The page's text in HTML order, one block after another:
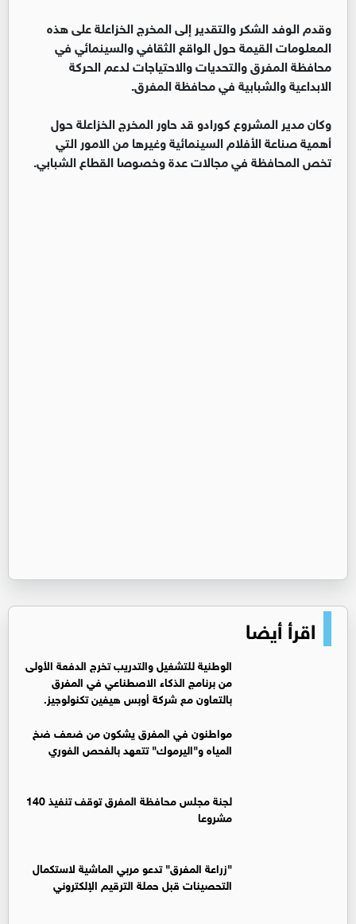
وقدم الوفد الشكر والتقدير إلى المخرج الخزاعلة على هذه
المعلومات القيمة حول الواقع الثقافي والسينمائي في
محافظة المفرق والتحديات والاحتياجات لدعم الحركة
الابداعية والشبابية في محافظة المفرق.
وكان مدير المشروع كورادو قد حاور المخرج الخزاعلة حول
أهمية صناعة الأفلام السينمائية وغيرها من الامور التي
تخص المحافظة في مجالات عدة وخصوصا القطاع الشبابي.
اقرأ أيضا
الوطنية للتشغيل والتدريب تخرج الدفعة الأولى
من برنامج الذكاء الاصطناعي في المفرق
بالتعاون مع شركة أوبس هيفين تكنولوجيز.
مواطنون في المفرق يشكون من ضعف ضخ
المياه و"اليرموك" تتعهد بالفحص الفوري
لجنة مجلس محافظة المفرق توقف تنفيذ 140
مشروعا
"زراعة المفرق" تدعو مربي الماشية لاستكمال
التحصينات قبل حملة الترقيم الإلكتروني